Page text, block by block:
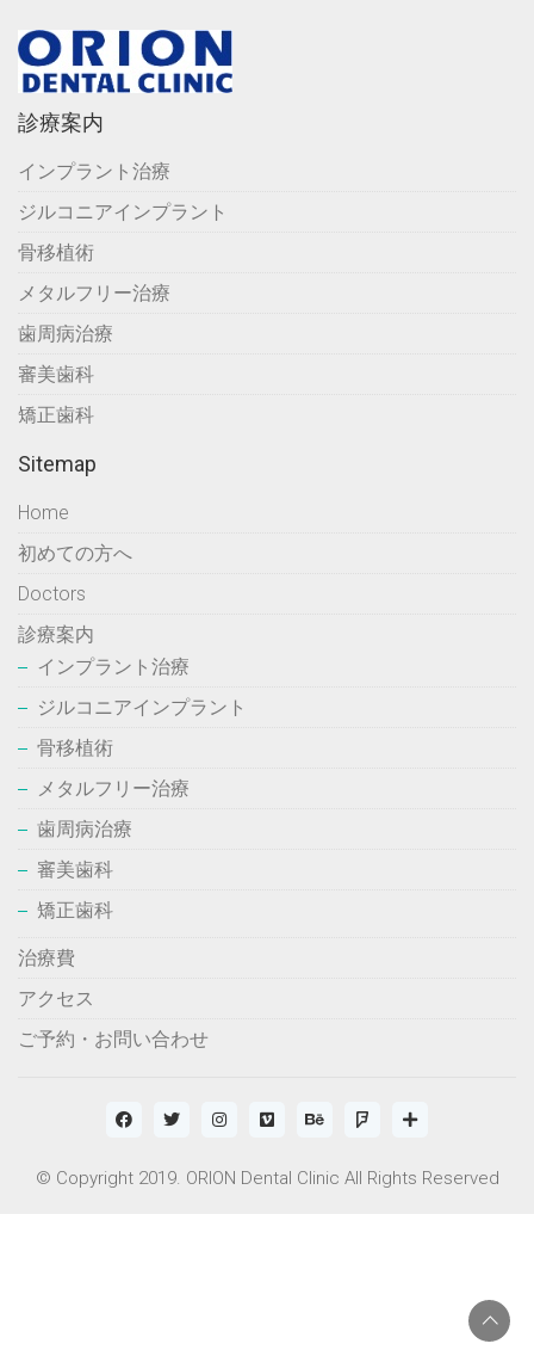
診療案内
インプラント治療
ジルコニアインプラント
骨移植術
メタルフリー治療
歯周病治療
審美歯科
矯正歯科
Sitemap
Home
初めての方へ
Doctors
診療案内
インプラント治療
ジルコニアインプラント
骨移植術
メタルフリー治療
歯周病治療
審美歯科
矯正歯科
治療費
アクセス
ご予約・お問い合わせ
© Copyright 2019. ORION Dental Clinic All Rights Reserved